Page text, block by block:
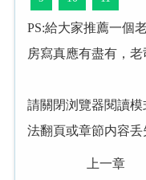
PS:給大家推薦一個
房寫真應有盡有，
請關閉浏覽器閱讀
法翻頁或章節内容丢
上一章